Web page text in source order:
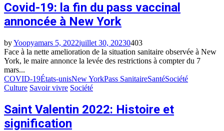
Covid-19: la fin du pass vaccinal
annoncée à New York
byYoopyamars 5, 2022juillet 30, 20230403
Face à la nette amelioration de la situation sanitaire observée à New
York, le maire annonce la levée des restrictions à compter du 7
mars...
COVID-19États-unisNew YorkPass SanitaireSantéSociété
Culture Savoir vivre Société
Saint Valentin 2022: Histoire et
signification